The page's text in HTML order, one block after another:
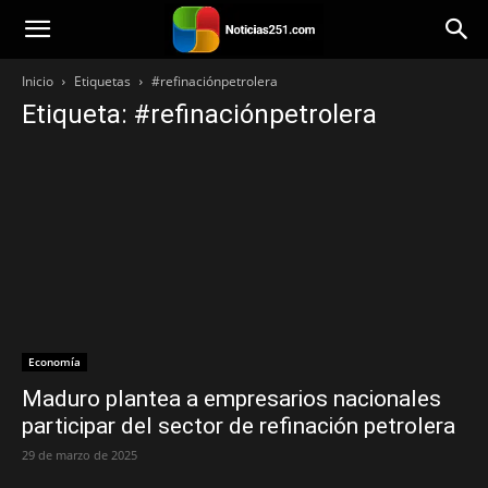
Noticias251
Inicio Etiquetas #refinaciónpetrolera
Etiqueta: #refinaciónpetrolera
Economía
Maduro plantea a empresarios nacionales
participar del sector de refinación petrolera
29 de marzo de 2025